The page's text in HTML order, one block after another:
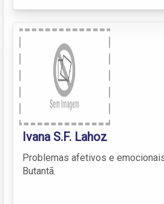
Ivana S.F. Lahoz
Problemas afetivos e
Butantã.